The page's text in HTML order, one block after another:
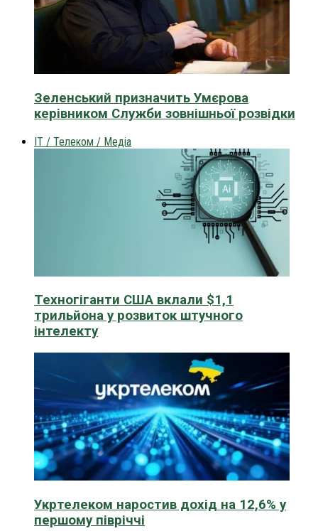
Зеленський призначить Умєрова
керівником Служби зовнішньої розвідки
IT / Телеком / Медіа
Техногіганти США вклали $1,1
трильйона у розвиток штучного
інтелекту
Укртелеком наростив дохід на 12,6% у
першому півріччі